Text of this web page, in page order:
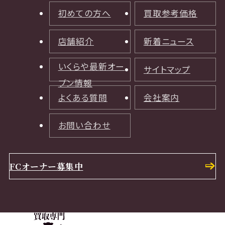
初めての方へ 買取参考価格
店舗紹介 新着ニュース
いくらや最新オー
プン情報
サイトマップ
よくある質問 会社案内
お問い合わせ
FCオーナー募集中